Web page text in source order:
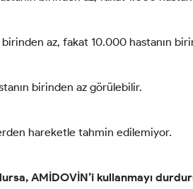
birinden az, fakat 10.000 hastanın
birinden az görülebilir.
hareketle tahmin edilemiyor.
AMİDOVİN’i kullanmayı